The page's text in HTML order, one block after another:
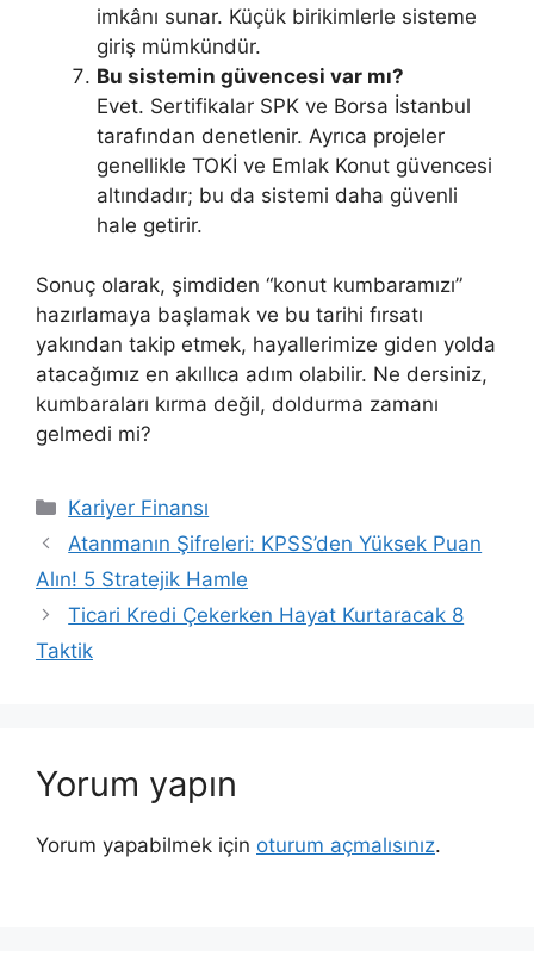
imkânı sunar. Küçük birikimlerle sisteme
giriş mümkündür.
Bu sistemin güvencesi var mı?
Evet. Sertifikalar SPK ve Borsa İstanbul
tarafından denetlenir. Ayrıca projeler
genellikle TOKİ ve Emlak Konut güvencesi
altındadır; bu da sistemi daha güvenli
hale getirir.
Sonuç olarak, şimdiden “konut kumbaramızı”
hazırlamaya başlamak ve bu tarihi fırsatı
yakından takip etmek, hayallerimize giden yolda
atacağımız en akıllıca adım olabilir. Ne dersiniz,
kumbaraları kırma değil, doldurma zamanı
gelmedi mi?
Kategoriler
Kariyer Finansı
Atanmanın Şifreleri: KPSS’den Yüksek Puan
Alın! 5 Stratejik Hamle
Ticari Kredi Çekerken Hayat Kurtaracak 8
Taktik
Yorum yapın
Yorum yapabilmek için oturum açmalısınız.